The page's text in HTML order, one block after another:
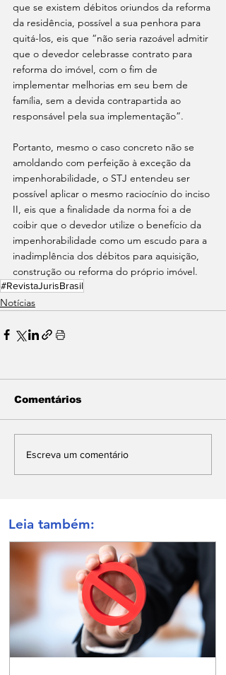
que se existem débitos oriundos da reforma
da residência, possível a sua penhora para
quitá-los, eis que “não seria razoável admitir
que o devedor celebrasse contrato para
reforma do imóvel, com o fim de
implementar melhorias em seu bem de
família, sem a devida contrapartida ao
responsável pela sua implementação”.
Portanto, mesmo o caso concreto não se
amoldando com perfeição à exceção da
impenhorabilidade, o STJ entendeu ser
possível aplicar o mesmo raciocínio do inciso
II, eis que a finalidade da norma foi a de
coibir que o devedor utilize o benefício da
impenhorabilidade como um escudo para a
inadimplência dos débitos para aquisição,
construção ou reforma do próprio imóvel.
#RevistaJurisBrasil
Notícias
Comentários
Escreva um comentário
Leia também: